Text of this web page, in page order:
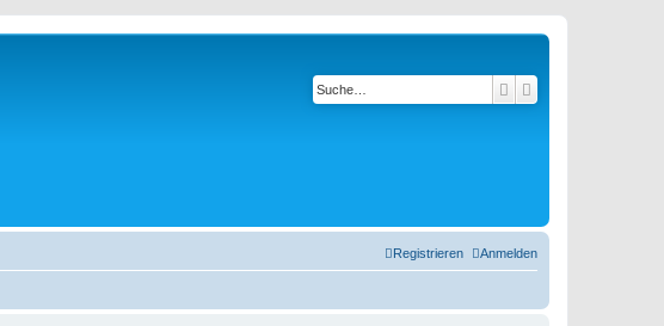
Suche
Anmelden
Registrieren